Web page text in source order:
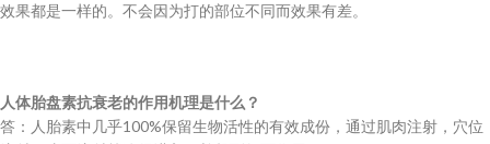
效果都是一样的。不会因为打的部位不同而效果有差。
人体胎盘素抗衰老的作用机理是什么？
答：人胎素中几乎100%保留生物活性的有效成份，通过肌肉注射，穴位